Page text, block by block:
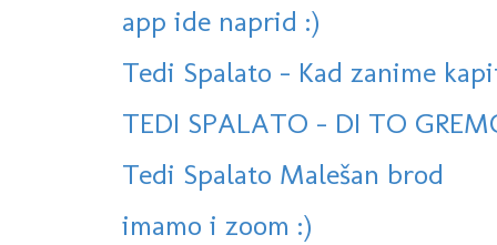
app ide naprid :)
Tedi Spalato - Kad zanime
TEDI SPALATO - DI TO
Tedi Spalato Malešan brod
imamo i zoom :)